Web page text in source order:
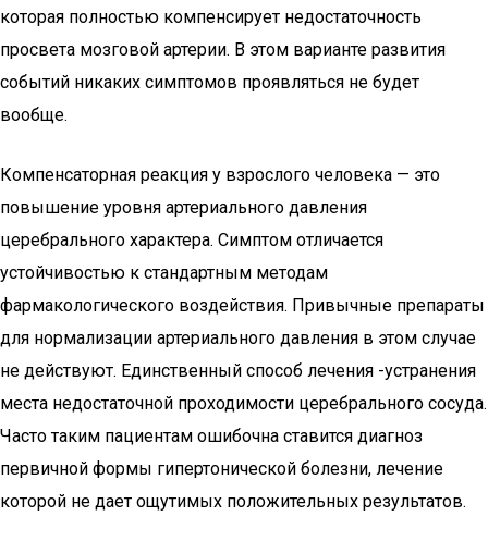
которая полностью компенсирует недостаточность
просвета мозговой артерии. В этом варианте развития
событий никаких симптомов проявляться не будет
вообще.
Компенсаторная реакция у взрослого человека — это
повышение уровня артериального давления
церебрального характера. Симптом отличается
устойчивостью к стандартным методам
фармакологического воздействия. Привычные препараты
для нормализации артериального давления в этом случае
не действуют. Единственный способ лечения -устранения
места недостаточной проходимости церебрального сосуда.
Часто таким пациентам ошибочна ставится диагноз
первичной формы гипертонической болезни, лечение
которой не дает ощутимых положительных результатов.